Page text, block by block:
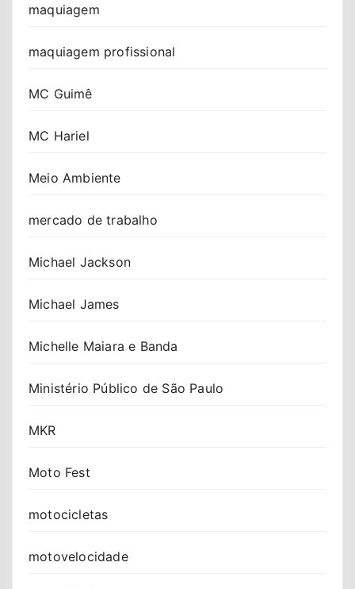
maquiagem
maquiagem profissional
MC Guimê
MC Hariel
Meio Ambiente
mercado de trabalho
Michael Jackson
Michael James
Michelle Maiara e Banda
Ministério Público de São Paulo
MKR
Moto Fest
motocicletas
motovelocidade